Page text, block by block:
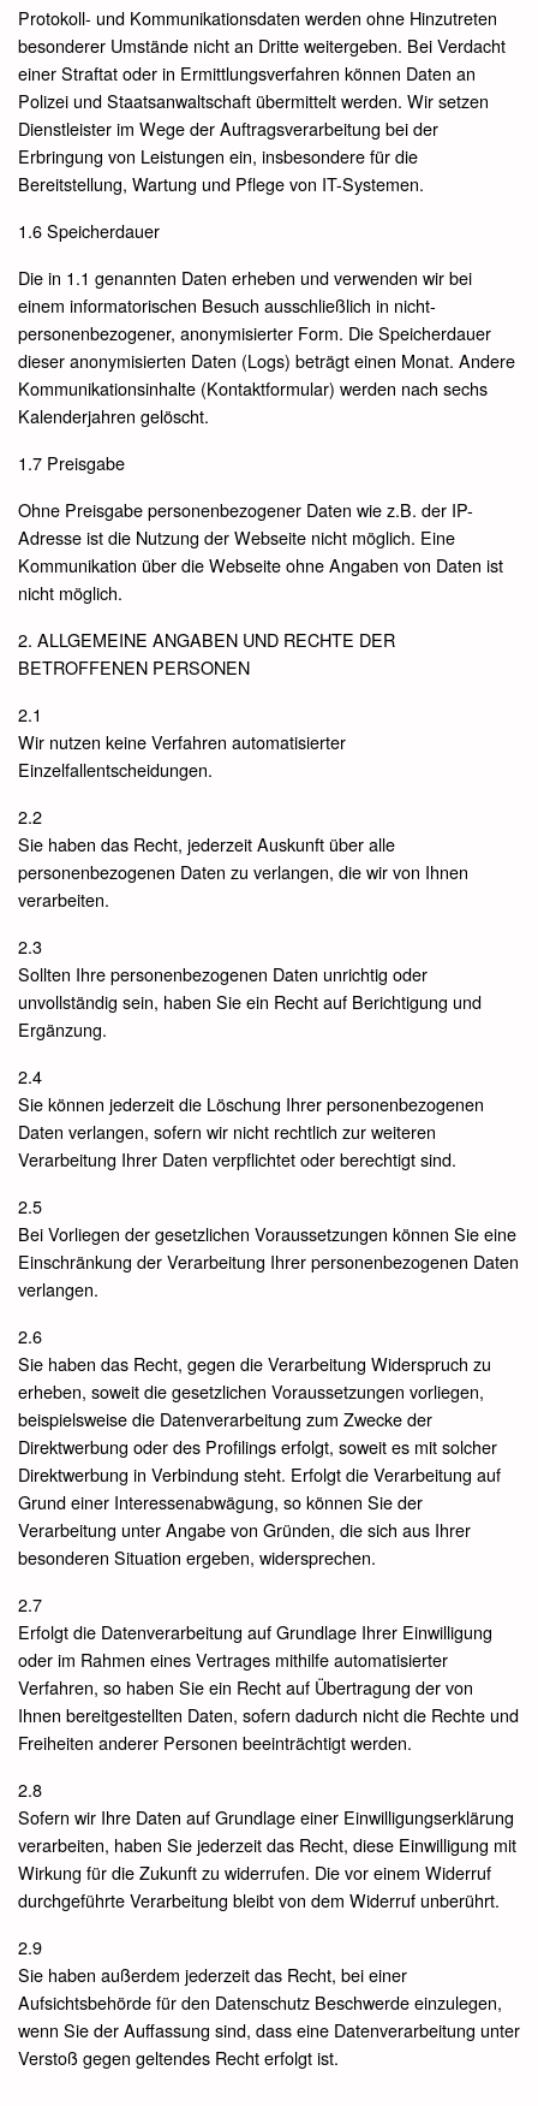
Protokoll- und Kommunikationsdaten werden ohne Hinzutreten
besonderer Umstände nicht an Dritte weitergeben. Bei Verdacht
einer Straftat oder in Ermittlungsverfahren können Daten an
Polizei und Staatsanwaltschaft übermittelt werden. Wir setzen
Dienstleister im Wege der Auftragsverarbeitung bei der
Erbringung von Leistungen ein, insbesondere für die
Bereitstellung, Wartung und Pflege von IT-Systemen.
1.6 Speicherdauer
Die in 1.1 genannten Daten erheben und verwenden wir bei
einem informatorischen Besuch ausschließlich in nicht-
personenbezogener, anonymisierter Form. Die Speicherdauer
dieser anonymisierten Daten (Logs) beträgt einen Monat. Andere
Kommunikationsinhalte (Kontaktformular) werden nach sechs
Kalenderjahren gelöscht.
1.7 Preisgabe
Ohne Preisgabe personenbezogener Daten wie z.B. der IP-
Adresse ist die Nutzung der Webseite nicht möglich. Eine
Kommunikation über die Webseite ohne Angaben von Daten ist
nicht möglich.
2. ALLGEMEINE ANGABEN UND RECHTE DER
BETROFFENEN PERSONEN
2.1
Wir nutzen keine Verfahren automatisierter
Einzelfallentscheidungen.
2.2
Sie haben das Recht, jederzeit Auskunft über alle
personenbezogenen Daten zu verlangen, die wir von Ihnen
verarbeiten.
2.3
Sollten Ihre personenbezogenen Daten unrichtig oder
unvollständig sein, haben Sie ein Recht auf Berichtigung und
Ergänzung.
2.4
Sie können jederzeit die Löschung Ihrer personenbezogenen
Daten verlangen, sofern wir nicht rechtlich zur weiteren
Verarbeitung Ihrer Daten verpflichtet oder berechtigt sind.
2.5
Bei Vorliegen der gesetzlichen Voraussetzungen können Sie eine
Einschränkung der Verarbeitung Ihrer personenbezogenen Daten
verlangen.
2.6
Sie haben das Recht, gegen die Verarbeitung Widerspruch zu
erheben, soweit die gesetzlichen Voraussetzungen vorliegen,
beispielsweise die Datenverarbeitung zum Zwecke der
Direktwerbung oder des Profilings erfolgt, soweit es mit solcher
Direktwerbung in Verbindung steht. Erfolgt die Verarbeitung auf
Grund einer Interessenabwägung, so können Sie der
Verarbeitung unter Angabe von Gründen, die sich aus Ihrer
besonderen Situation ergeben, widersprechen.
2.7
Erfolgt die Datenverarbeitung auf Grundlage Ihrer Einwilligung
oder im Rahmen eines Vertrages mithilfe automatisierter
Verfahren, so haben Sie ein Recht auf Übertragung der von
Ihnen bereitgestellten Daten, sofern dadurch nicht die Rechte und
Freiheiten anderer Personen beeinträchtigt werden.
2.8
Sofern wir Ihre Daten auf Grundlage einer Einwilligungserklärung
verarbeiten, haben Sie jederzeit das Recht, diese Einwilligung mit
Wirkung für die Zukunft zu widerrufen. Die vor einem Widerruf
durchgeführte Verarbeitung bleibt von dem Widerruf unberührt.
2.9
Sie haben außerdem jederzeit das Recht, bei einer
Aufsichtsbehörde für den Datenschutz Beschwerde einzulegen,
wenn Sie der Auffassung sind, dass eine Datenverarbeitung unter
Verstoß gegen geltendes Recht erfolgt ist.